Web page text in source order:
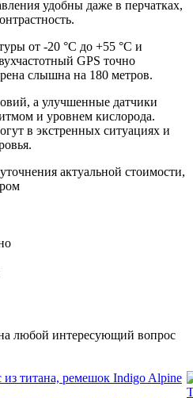
удобны даже в перчатках,
от -20 °C до +55 °C и
GPS точно
слышна на 180 метров.
а улучшенные датчики
и уровнем кислорода.
в экстренных ситуациях и
актуальной стоимости,
любой интересующий вопрос